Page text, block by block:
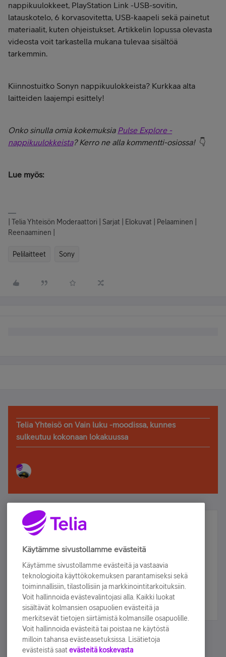
nappikuulokkeet, PlayStation Link -USB-sovitin,
latauskotelo, 6 korvasovitetta, USB-kaapeli sekä painetut
materiaalit, kuten ohjeistukset. Artikkelin lopussa olevasta
videosta voit tarkastella mukana tulevaa sisältöä
tarkemmin.
Kiinnostuitko Sonyn nappikuulokkeista? Kurkkaa alta
laitteiden laajempi esittely!
Onko sinulla omia kokemuksia Pulse Explore -
nappikuulokkeista? Kerro ne alla kommentti-osiossa! 👇
Lue myös:
| Telia Yhteisön Moderaattori | Sarjat | Elokuvat | Pelaaminen |
Reenaaminen |
Pelilaitteet Sony
Telia Yhteisö on Vain luku -moodissa, kunnes
sulkeutuu kokonaan lokakuussa
Älä jää paitsi – osallistu ja voita!
Tilaa Telian uutiskirje ja olet mukana arvonnassa.
sähköpostiisi.
Tilaa nyt
Käytämme sivustollamme evästeitä
Käytämme sivustollamme evästeitä ja vastaavia
teknologioita käyttökokemuksen parantamiseksi sekä
toiminnallisiin, tilastollisiin ja markkinointitarkoituksiin.
Voit hallinnoida evästevalintojasi alla. Kaikki luokat
sisältävät kolmansien osapuolien evästeitä ja
merkitsevät tietojen siirtämistä kolmansille osapuolille.
Voit hallinnoida evästeitä tai poistaa ne käytöstä
milloin tahansa evästeasetuksissa. Lisätietoja
evästeistä saat evästeitä koskevasta